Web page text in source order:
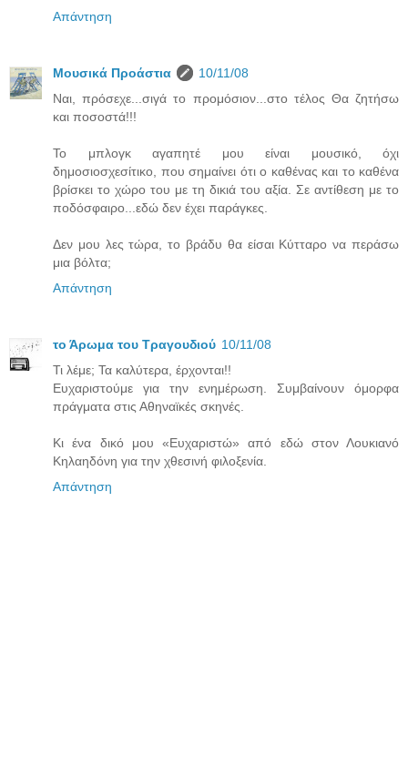
Απάντηση
Μουσικά Προάστια
10/11/08
Ναι, πρόσεχε...σιγά το προμόσιον...στο τέλος Θα ζητήσω
και ποσοστά!!!
Το μπλογκ αγαπητέ μου είναι μουσικό, όχι
δημοσιοσχεσίτικο, που σημαίνει ότι ο καθένας και το καθένα
βρίσκει το χώρο του με τη δικιά του αξία. Σε αντίθεση με το
ποδόσφαιρο...εδώ δεν έχει παράγκες.
Δεν μου λες τώρα, το βράδυ θα είσαι Κύτταρο να περάσω
μια βόλτα;
Απάντηση
το Άρωμα του Τραγουδιού 10/11/08
Τι λέμε; Τα καλύτερα, έρχονται!!
Ευχαριστούμε για την ενημέρωση. Συμβαίνουν όμορφα
πράγματα στις Αθηναϊκές σκηνές.
Κι ένα δικό μου «Ευχαριστώ» από εδώ στον Λουκιανό
Κηλαηδόνη για την χθεσινή φιλοξενία.
Απάντηση